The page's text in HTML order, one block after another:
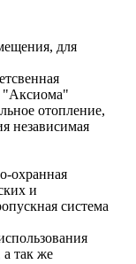
для
"Аксиома"
отопление,
независимая
охранная
и
система
так же